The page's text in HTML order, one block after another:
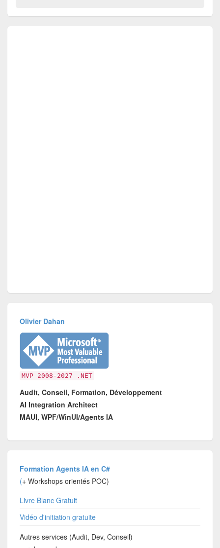
Olivier Dahan
MVP 2008-2027 .NET
Audit, Conseil, Formation, Développement
AI Integration Architect
MAUI, WPF/WinUI/Agents IA
Formation Agents IA en C#
(+ Workshops orientés POC)
Livre Blanc Gratuit
Vidéo d'initiation gratuite
Autres services (Audit, Dev, Conseil)